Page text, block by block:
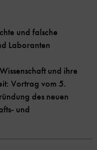
und falsche
Laboranten
und ihre
Vortrag vom 5.
des neuen
und